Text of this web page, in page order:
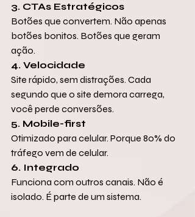
3. CTAs Estratégicos
Botões que convertem. Não apenas
botões bonitos. Botões que geram
ação.
4. Velocidade
Site rápido, sem distrações. Cada
segundo que o site demora carrega,
você perde conversões.
5. Mobile-first
Otimizado para celular. Porque 80% do
tráfego vem de celular.
6. Integrado
Funciona com outros canais. Não é
isolado. É parte de um sistema.